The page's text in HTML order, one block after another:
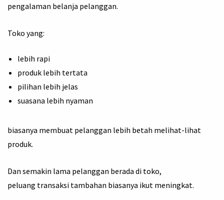
pengalaman belanja pelanggan.
Toko yang:
lebih rapi
produk lebih tertata
pilihan lebih jelas
suasana lebih nyaman
biasanya membuat pelanggan lebih betah melihat-lihat
produk.
Dan semakin lama pelanggan berada di toko,
peluang transaksi tambahan biasanya ikut meningkat.